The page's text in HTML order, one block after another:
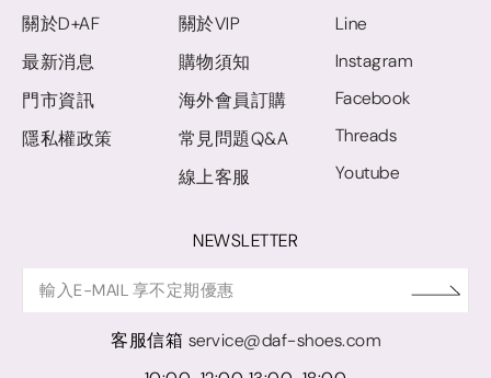
關於D+AF
最新消息
門市資訊
隱私權政策
關於VIP
購物須知
海外會員訂購
常見問題Q&A
線上客服
Line
Instagram
Facebook
Threads
Youtube
NEWSLETTER
客服信箱 service@daf-shoes.com